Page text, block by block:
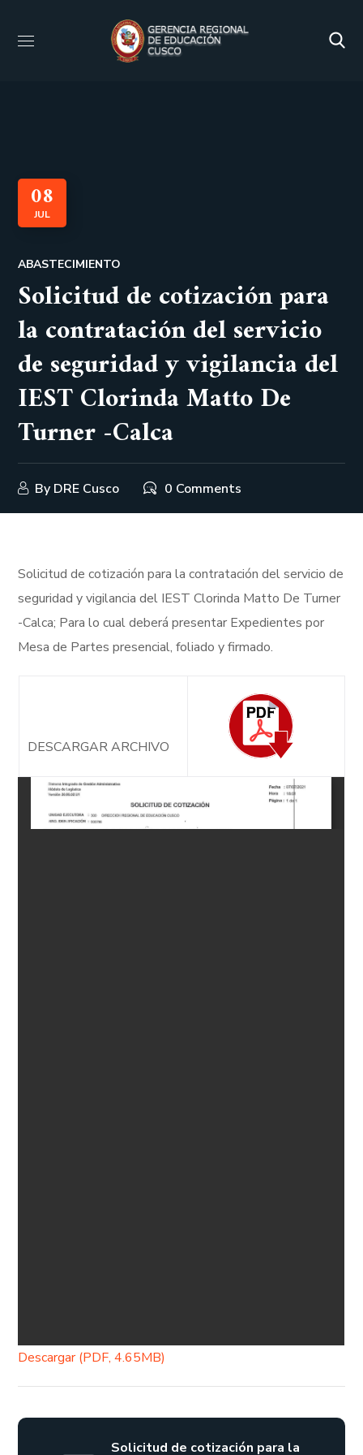
08
JUL
ABASTECIMIENTO
Solicitud de cotización para
la contratación del servicio
de seguridad y vigilancia del
IEST Clorinda Matto De
Turner -Calca
By DRE Cusco 0 Comments
Solicitud de cotización para la contratación del servicio de
seguridad y vigilancia del IEST Clorinda Matto De Turner
-Calca; Para lo cual deberá presentar Expedientes por
Mesa de Partes presencial, foliado y firmado.
DESCARGAR ARCHIVO
Descargar (PDF, 4.65MB)
Solicitud de cotización para la